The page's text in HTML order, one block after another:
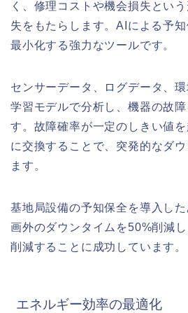
く、修理コストや機会損失とい
失をもたらします。AIによる予
最小化する強力なツールです。
センサーデータ、ログデータ、
学習モデルで分析し、機器の故
す。故障確率が一定のしきい値
に交換することで、突発的なダ
ます。
基地局設備の予知保全を導入し
画外のダウンタイムを50%削減
削減することに成功しています。
エネルギー効率の最適化